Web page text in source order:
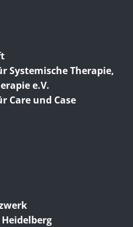
Systemische Therapie,
e.V.
Care und Case